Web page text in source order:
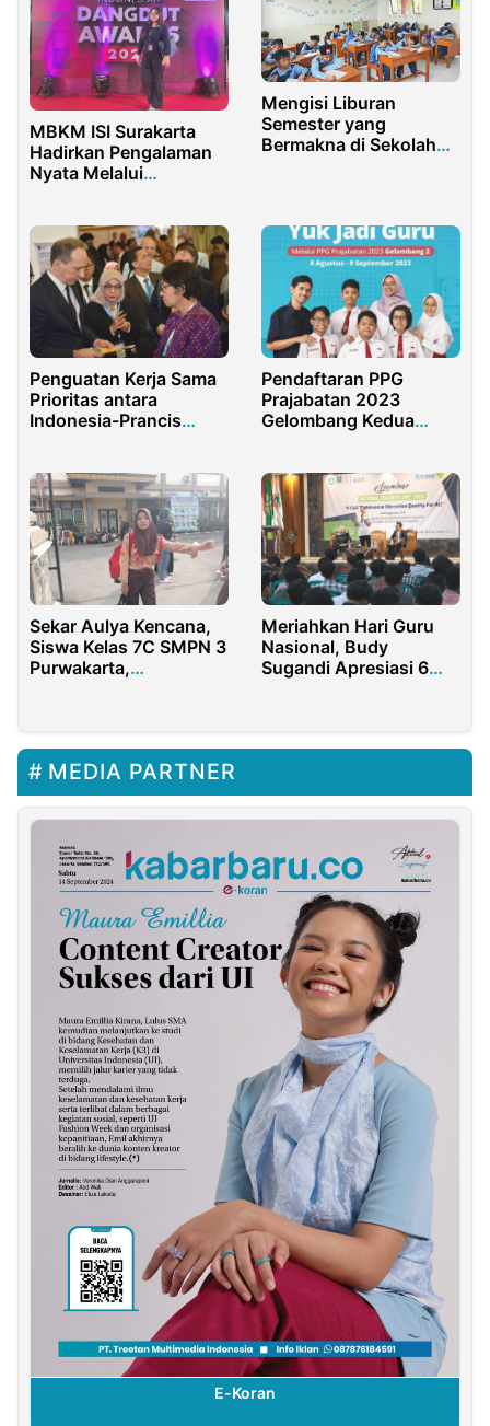
MBKM ISI Surakarta
Hadirkan Pengalaman
Nyata Melalui
Mengisi Liburan
Semester yang
Bermakna di Sekolah
Penguatan Kerja Sama
Prioritas antara
Indonesia-Prancis
Pendaftaran PPG
Prajabatan 2023
Gelombang Kedua
Sekar Aulya Kencana,
Siswa Kelas 7C SMPN 3
Purwakarta,
Wanakula
Meriahkan Hari Guru
Nasional, Budy
Sugandi Apresiasi 6
MEDIA PARTNER
E-Koran